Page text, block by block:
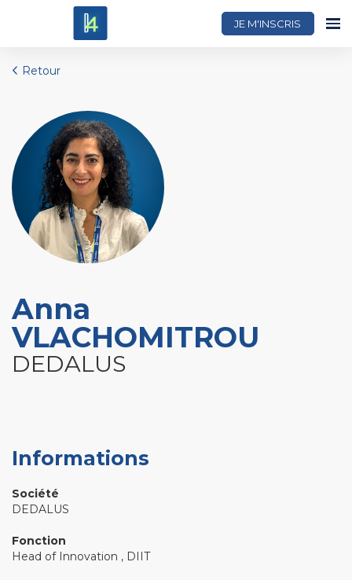
JE M'INSCRIS
Retour
Anna
VLACHOMITROU
DEDALUS
Informations
Société
DEDALUS
Fonction
Head of Innovation , DIIT